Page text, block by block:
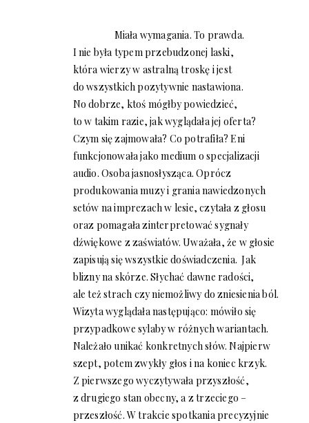
Miała wymagania. To prawda.
I nie była typem przebudzonej laski,
która wierzy w astralną troskę i jest
do wszystkich pozytywnie nastawiona.
No dobrze, ktoś mógłby powiedzieć,
to w takim razie, jak wyglądała jej oferta?
Czym się zajmowała? Co potrafiła? Eni
funkcjonowała jako medium o specjalizacji
audio. Osoba jasnosłysząca. Oprócz
produkowania muzy i grania nawiedzonych
setów na imprezach w lesie, czytała z głosu
oraz pomagała zinterpretować sygnały
dźwiękowe z zaświatów. Uważała, że w głosie
zapisują się wszystkie doświadczenia. Jak
blizny na skórze. Słychać dawne radości,
ale też strach czy niemożliwy do zniesienia ból.
Wizyta wyglądała następująco: mówiło się
przypadkowe sylaby w różnych wariantach.
Należało unikać konkretnych słów. Najpierw
szept, potem zwykły głos i na koniec krzyk.
Z pierwszego wyczytywała przyszłość,
z drugiego stan obecny, a z trzeciego –
przeszłość. W trakcie spotkania precyzyjnie